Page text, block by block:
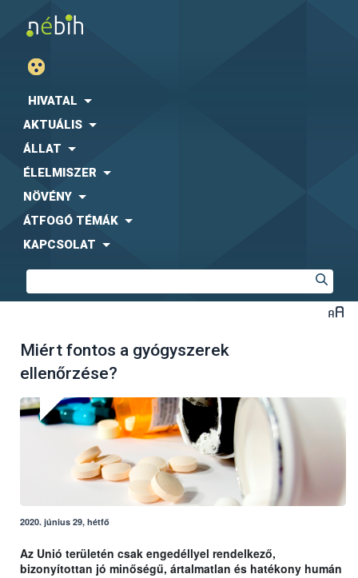
HIVATAL
AKTUÁLIS
ÁLLAT
ÉLELMISZER
NÖVÉNY
ÁTFOGÓ TÉMÁK
KAPCSOLAT
Miért fontos a gyógyszerek
ellenőrzése?
2020. június 29, hétfő
Az Unió területén csak engedéllyel rendelkező,
bizonyítottan jó minőségű, ártalmatlan és hatékony humán